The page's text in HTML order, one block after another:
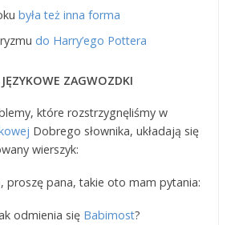
była też inna forma
do Harry’ego Pottera
JĘZYKOWE ZAGWOZDKI
które rozstrzygnęliśmy w
Dobrego słownika, układają się
wierszyk:
proszę pana, takie oto mam pytania:
odmienia się Babimost?